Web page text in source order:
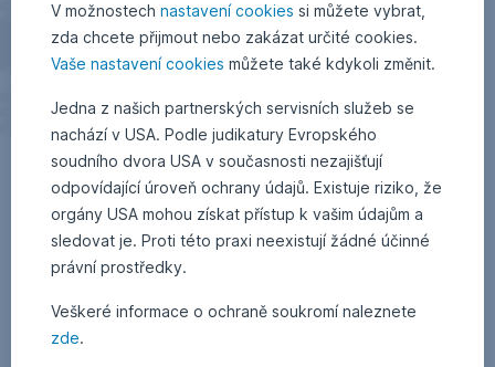
V možnostech nastavení cookies si můžete vybrat,
zda chcete přijmout nebo zakázat určité cookies.
Vaše nastavení cookies můžete také kdykoli změnit.
Jedna z našich partnerských servisních služeb se
nachází v USA. Podle judikatury Evropského
soudního dvora USA v současnosti nezajišťují
odpovídající úroveň ochrany údajů. Existuje riziko, že
orgány USA mohou získat přístup k vašim údajům a
sledovat je. Proti této praxi neexistují žádné účinné
právní prostředky.
Veškeré informace o ochraně soukromí naleznete
zde.